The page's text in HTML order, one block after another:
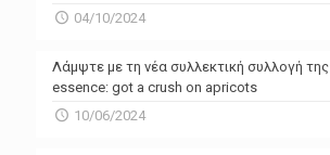
04/10/2024
Λάμψτε με τη νέα συλλεκτική συλλογή της
essence: got a crush on apricots
10/06/2024